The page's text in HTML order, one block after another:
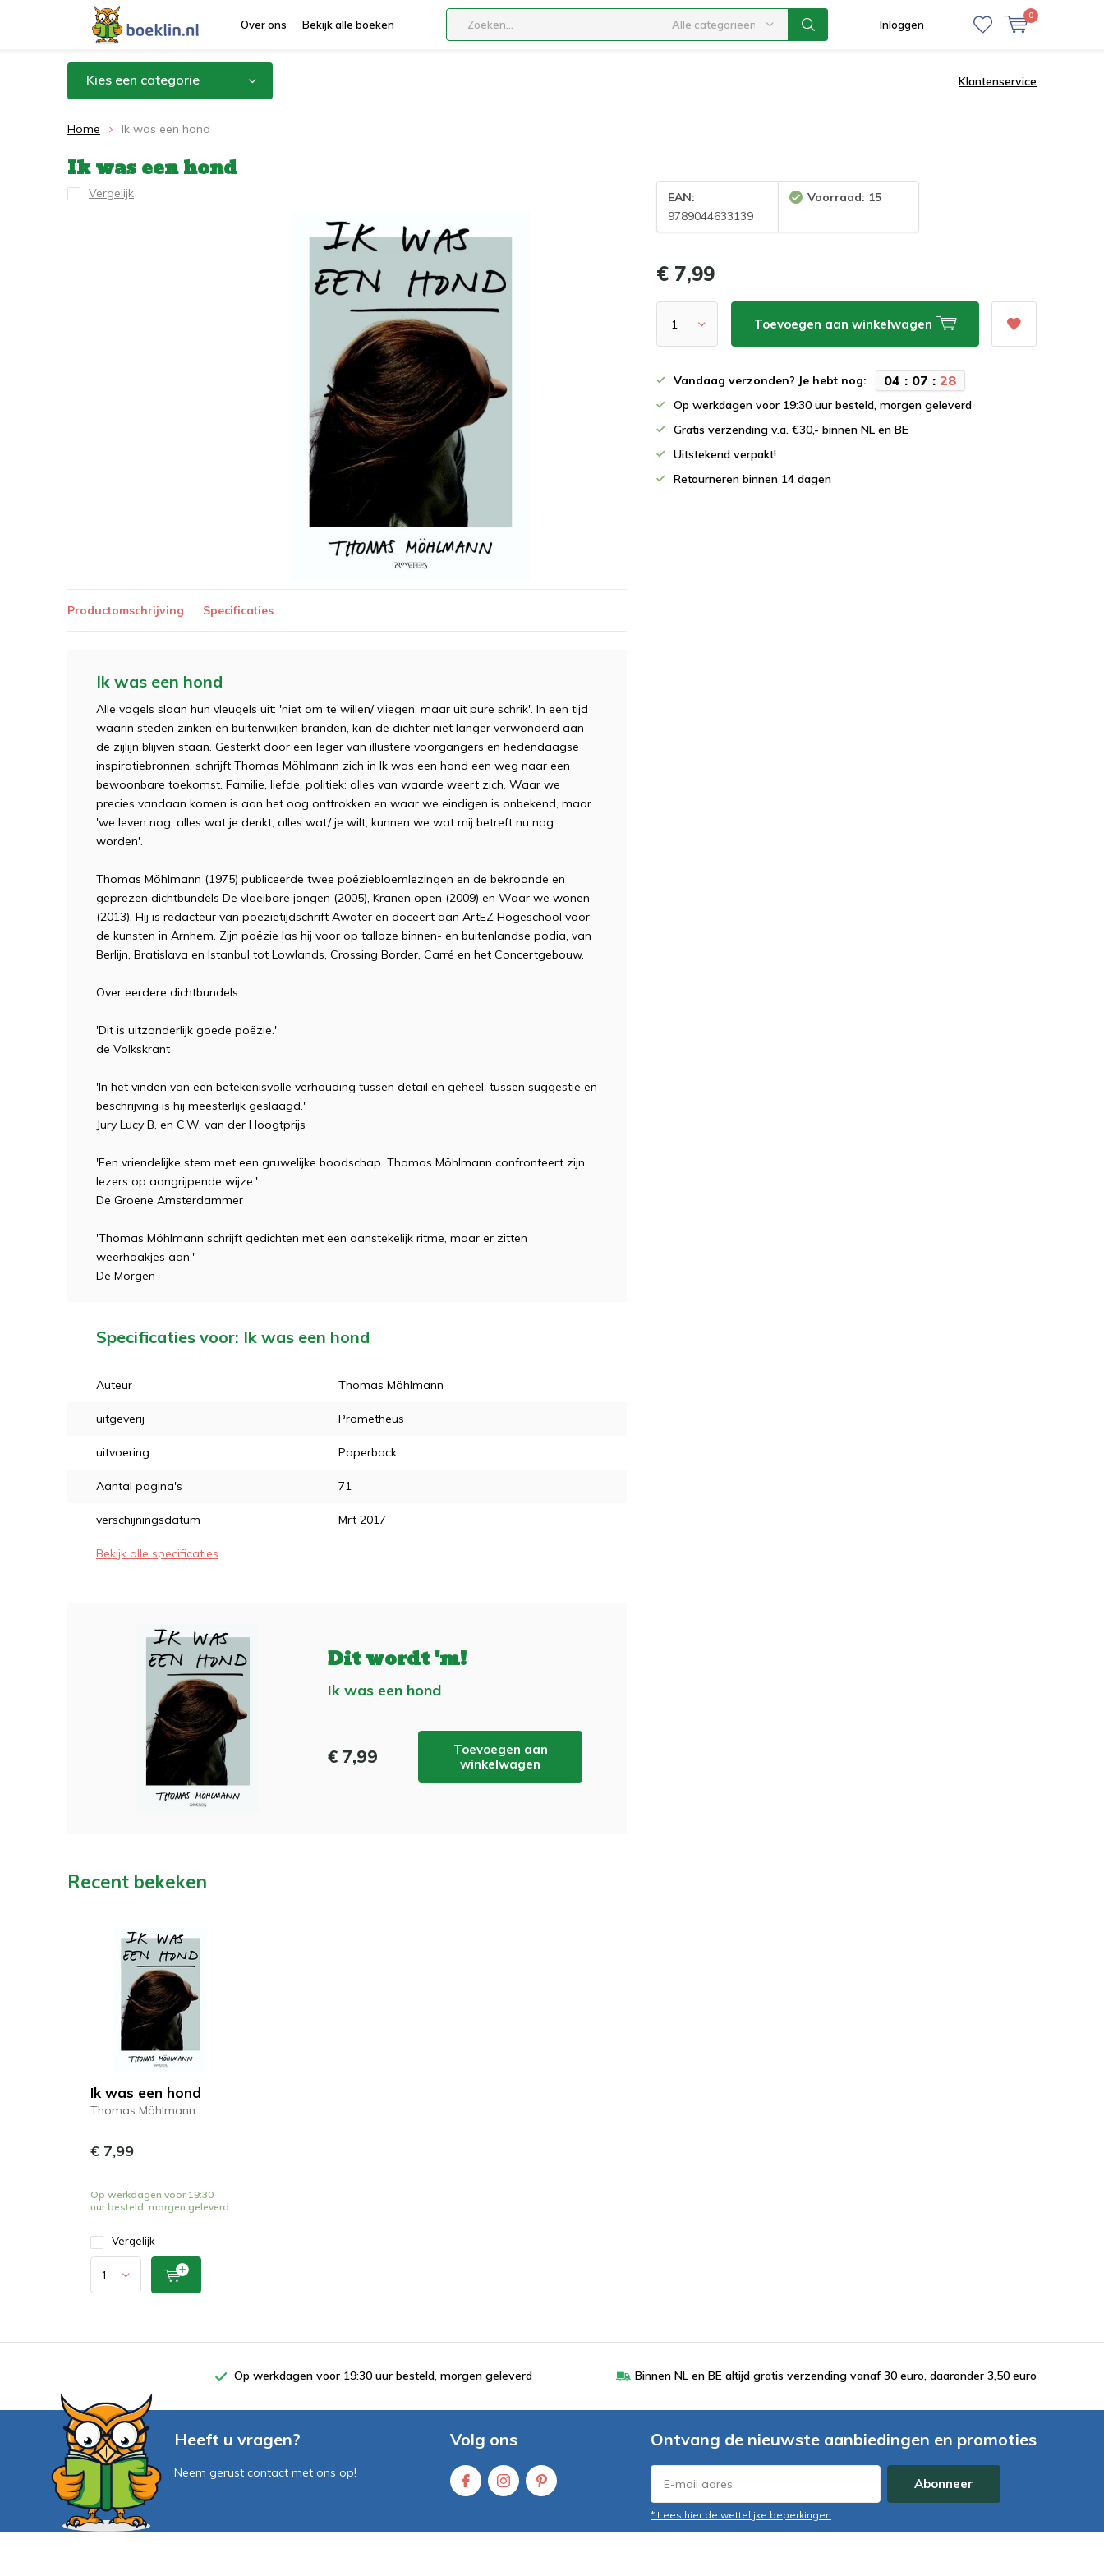
Over ons Bekijk alle boeken Alle categorieën Inloggen
0
Kies een categorie Klantenservice
Home Ik was een hond
Ik was een hond
Vergelijk
EAN:
9789044633139
Voorraad: 15
€ 7,99
Toevoegen aan winkelwagen
Vandaag verzonden? Je hebt nog: 04 : 07 :28
Op werkdagen voor 19:30 uur besteld, morgen geleverd
Gratis verzending v.a. €30,- binnen NL en BE
Uitstekend verpakt!
Retourneren binnen 14 dagen
Productomschrijving Specificaties
Ik was een hond
Alle vogels slaan hun vleugels uit: 'niet om te willen/ vliegen, maar uit pure schrik'. In een tijd
waarin steden zinken en buitenwijken branden, kan de dichter niet langer verwonderd aan
de zijlijn blijven staan. Gesterkt door een leger van illustere voorgangers en hedendaagse
inspiratiebronnen, schrijft Thomas Möhlmann zich in Ik was een hond een weg naar een
bewoonbare toekomst. Familie, liefde, politiek: alles van waarde weert zich. Waar we
precies vandaan komen is aan het oog onttrokken en waar we eindigen is onbekend, maar
'we leven nog, alles wat je denkt, alles wat/ je wilt, kunnen we wat mij betreft nu nog
worden'.
Thomas Möhlmann (1975) publiceerde twee poëziebloemlezingen en de bekroonde en
geprezen dichtbundels De vloeibare jongen (2005), Kranen open (2009) en Waar we wonen
(2013). Hij is redacteur van poëzietijdschrift Awater en doceert aan ArtEZ Hogeschool voor
de kunsten in Arnhem. Zijn poëzie las hij voor op talloze binnen- en buitenlandse podia, van
Berlijn, Bratislava en Istanbul tot Lowlands, Crossing Border, Carré en het Concertgebouw.
Over eerdere dichtbundels:
'Dit is uitzonderlijk goede poëzie.'
de Volkskrant
'In het vinden van een betekenisvolle verhouding tussen detail en geheel, tussen suggestie en
beschrijving is hij meesterlijk geslaagd.'
Jury Lucy B. en C.W. van der Hoogtprijs
'Een vriendelijke stem met een gruwelijke boodschap. Thomas Möhlmann confronteert zijn
lezers op aangrijpende wijze.'
De Groene Amsterdammer
'Thomas Möhlmann schrijft gedichten met een aanstekelijk ritme, maar er zitten
weerhaakjes aan.'
De Morgen
Specificaties voor: Ik was een hond
Auteur Thomas Möhlmann
uitgeverij Prometheus
uitvoering Paperback
Aantal pagina's 71
verschijningsdatum Mrt 2017
Bekijk alle specificaties
Dit wordt 'm!
Ik was een hond
€ 7,99
Toevoegen aan
winkelwagen
Recent bekeken
Ik was een hond
Thomas Möhlmann
€ 7,99
Op werkdagen voor 19:30
uur besteld, morgen geleverd
Vergelijk
Op werkdagen voor 19:30 uur besteld, morgen geleverd Binnen NL en BE altijd gratis verzending vanaf 30 euro, daaronder 3,50 euro
Heeft u vragen?
Neem gerust contact met ons op!
Volg ons Ontvang de nieuwste aanbiedingen en promoties
Abonneer
* Lees hier de wettelijke beperkingen